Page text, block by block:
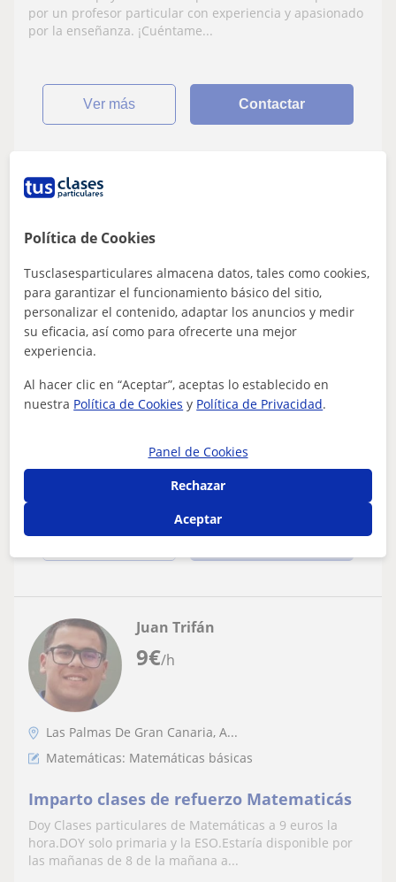
por un profesor particular con experiencia y apasionado
por la enseñanza. ¡Cuéntame...
ver más Contactar
18€/h
★
Las Palmas De Gran Canaria, A...
Matemáticas: Matemáticas básicas
PROFESOR CIENCIAS ESO-BACHILLER-
UNIVERSIDAD. CLASES A DOMICILIO
CLASES ON LINE, O A DOMICILIO, DE PRIMARIA, ESO,
BACHILLER, MATEMÁTICAS, TECNOLOGÍA, FÍSI...
ver más Contactar
9€/h
Juan Trifán
Las Palmas De Gran Canaria, A...
Matemáticas: Matemáticas básicas
Imparto clases de refuerzo Matematicás
Doy Clases particulares de Matemáticas a 9 euros la
hora.DOY solo primaria y la ESO.Estaría disponible por
las mañanas de 8 de la mañana a...
Política de Cookies
Tusclasesparticulares almacena datos, tales como cookies,
para garantizar el funcionamiento básico del sitio,
personalizar el contenido, adaptar los anuncios y medir
su eficacia, así como para ofrecerte una mejor
experiencia.
Al hacer clic en “Aceptar”, aceptas lo establecido en
nuestra Política de Cookies y Política de Privacidad.
Panel de Cookies
Rechazar
Aceptar